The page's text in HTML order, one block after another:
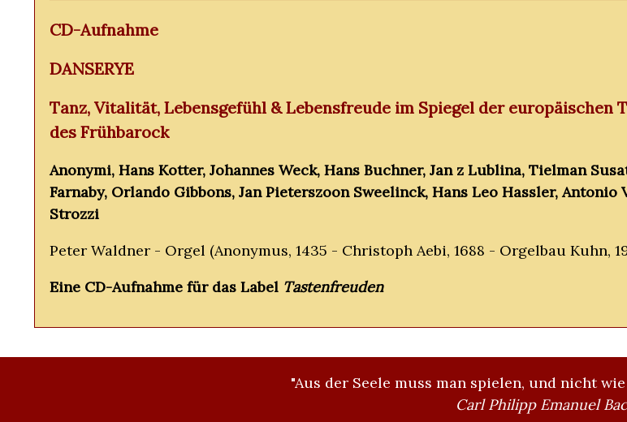
CD-Aufnahme
DANSERYE
Tanz, Vitalität, Lebensgefühl & Lebensfreude im Spiegel der
des Frühbarock
Anonymi, Hans Kotter, Johannes Weck, Hans Buchner, Jan z Lublina, Tielman
Farnaby, Orlando Gibbons, Jan Pieterszoon Sweelinck, Hans Leo Hassler,
Strozzi
Peter Waldner - Orgel (Anonymus, 1435 - Christoph Aebi, 1688 - Orgelbau Kuhn,
Eine CD-Aufnahme für das Label Tastenfreuden
"Aus der Seele muss man spielen, und nicht
Carl Philipp Emanuel